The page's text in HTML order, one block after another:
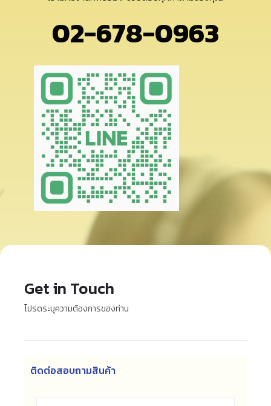
02-678-0963
Get in Touch
โปรดระบุความต้องการของท่าน
ติดต่อสอบถามสินค้า